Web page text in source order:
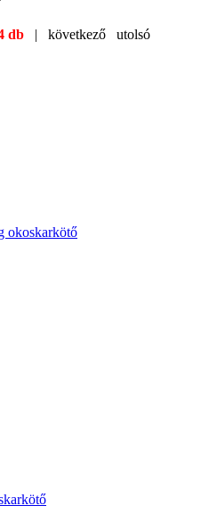
db | következő utolsó
okoskarkötő